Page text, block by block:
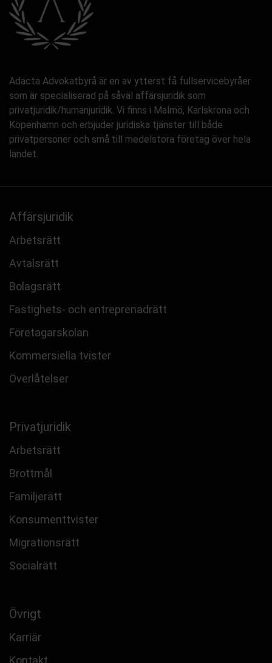
Adacta Advokatbyrå är en av ytterst få fullservicebyråer
som är specialiserad på såväl affärsjuridik som
privatjuridik/humanjuridik. Vi finns i Malmö, Karlskrona och
Köpenhamn och erbjuder juridiska tjänster till både
privatpersoner och små till medelstora företag över hela
landet.
Affärsjuridik
Arbetsrätt
Avtalsrätt
Bolagsrätt
Fastighets- och entreprenadrätt
Företagarskolan
Kommersiella tvister
Överlåtelser
Privatjuridik
Arbetsrätt
Brottmål
Familjerätt
Konsumenttvister
Migrationsrätt
Socialrätt
Övrigt
Karriär
Kontakt